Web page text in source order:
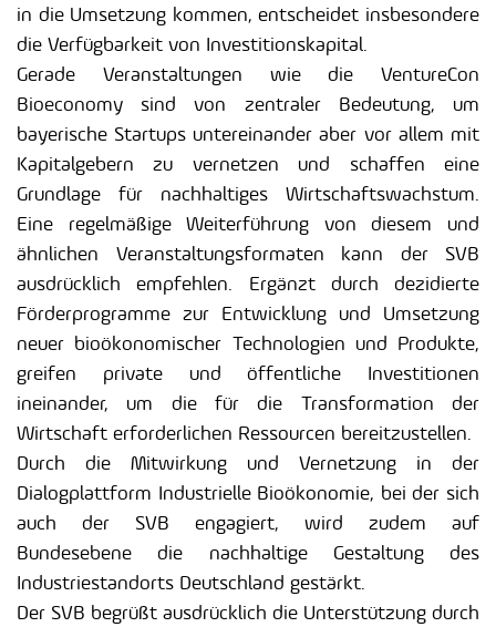
in die Umsetzung kommen, entscheidet insbesondere
die Verfügbarkeit von Investitionskapital.
Gerade Veranstaltungen wie die VentureCon
Bioeconomy sind von zentraler Bedeutung, um
bayerische Startups untereinander aber vor allem mit
Kapitalgebern zu vernetzen und schaffen eine
Grundlage für nachhaltiges Wirtschaftswachstum.
Eine regelmäßige Weiterführung von diesem und
ähnlichen Veranstaltungsformaten kann der SVB
ausdrücklich empfehlen. Ergänzt durch dezidierte
Förderprogramme zur Entwicklung und Umsetzung
neuer bioökonomischer Technologien und Produkte,
greifen private und öffentliche Investitionen
ineinander, um die für die Transformation der
Wirtschaft erforderlichen Ressourcen bereitzustellen.
Durch die Mitwirkung und Vernetzung in der
Dialogplattform Industrielle Bioökonomie, bei der sich
auch der SVB engagiert, wird zudem auf
Bundesebene die nachhaltige Gestaltung des
Industriestandorts Deutschland gestärkt.
Der SVB begrüßt ausdrücklich die Unterstützung durch